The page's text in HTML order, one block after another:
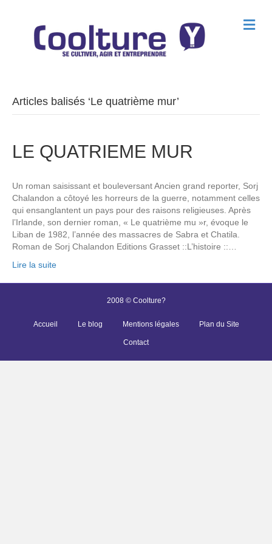
M
e
Articles balisés ‘Le quatrième mur’
LE QUATRIEME MUR
Un roman saisissant et bouleversant Ancien grand reporter, Sorj
Chalandon a côtoyé les horreurs de la guerre, notamment celles
qui ensanglantent un pays pour des raisons religieuses. Après
l’Irlande, son dernier roman, « Le quatrième mu »r, évoque le
Liban de 1982, l’année des massacres de Sabra et Chatila.
Roman de Sorj Chalandon Editions Grasset ::L’histoire ::…
Lire la suite
2008 © Coolture?
Accueil Le blog Mentions légales Plan du Site
Contact